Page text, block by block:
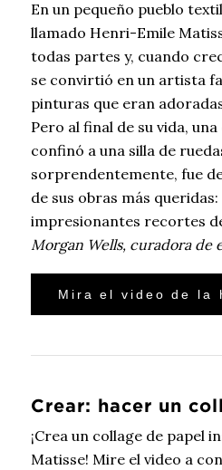
En un pequeño pueblo
llamado Henri-Emile
todas partes y, cuando
se convirtió en un artista
pinturas que eran
Pero al final de su vida,
confinó a una silla de
sorprendentemente, fue
de sus obras más
impresionantes recortes
Morgan Wells, curadora de
Mira el video de la
Crear: hacer un
¡Crea un collage de papel
Matisse! Mire el video a